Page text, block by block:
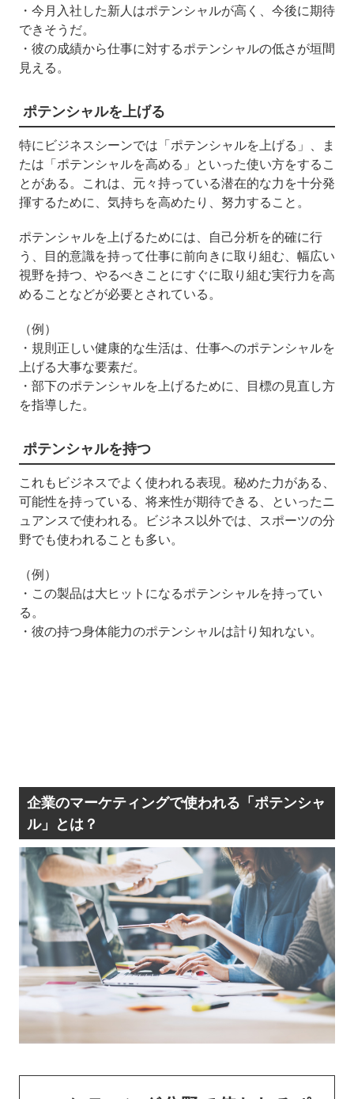
・今月入社した新人はポテンシャルが高く、今後に期待
できそうだ。
・彼の成績から仕事に対するポテンシャルの低さが垣間
見える。
ポテンシャルを上げる
特にビジネスシーンでは「ポテンシャルを上げる」、ま
たは「ポテンシャルを高める」といった使い方をするこ
とがある。これは、元々持っている潜在的な力を十分発
揮するために、気持ちを高めたり、努力すること。
ポテンシャルを上げるためには、自己分析を的確に行
う、目的意識を持って仕事に前向きに取り組む、幅広い
視野を持つ、やるべきことにすぐに取り組む実行力を高
めることなどが必要とされている。
（例）
・規則正しい健康的な生活は、仕事へのポテンシャルを
上げる大事な要素だ。
・部下のポテンシャルを上げるために、目標の見直し方
を指導した。
ポテンシャルを持つ
これもビジネスでよく使われる表現。秘めた力がある、
可能性を持っている、将来性が期待できる、といったニ
ュアンスで使われる。ビジネス以外では、スポーツの分
野でも使われることも多い。
（例）
・この製品は大ヒットになるポテンシャルを持ってい
る。
・彼の持つ身体能力のポテンシャルは計り知れない。
企業のマーケティングで使われる「ポテンシャ
ル」とは？